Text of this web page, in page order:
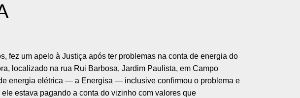
fez um apelo à Justiça após ter problemas na conta de energia do
localizado na rua Rui Barbosa, Jardim Paulista, em Campo
energia elétrica — a Energisa — inclusive confirmou o problema e
estava pagando a conta do vizinho com valores que